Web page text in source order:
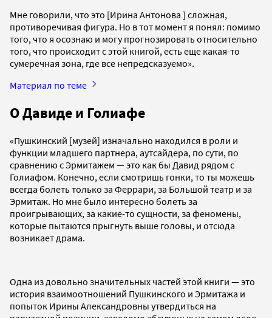
Мне говорили, что это [Ирина Антонова ] сложная,
противоречивая фигура. Но в тот момент я понял: помимо
того, что я осознаю и могу прогнозировать относительно
того, что происходит с этой книгой, есть еще какая-то
сумеречная зона, где все непредсказуемо».
Материал по теме
О Давиде и Голиафе
«Пушкинский [музей] изначально находился в роли и
функции младшего партнера, аутсайдера, по сути, по
сравнению с Эрмитажем — это как бы Давид рядом с
Голиафом. Конечно, если смотришь гонки, то ты можешь
всегда болеть только за Феррари, за Большой театр и за
Эрмитаж. Но мне было интересно болеть за
проигрывающих, за какие-то сущности, за феномены,
которые пытаются прыгнуть выше головы, и отсюда
возникает драма.
Одна из довольно значительных частей этой книги — это
история взаимоотношений Пушкинского и Эрмитажа и
попыток Ирины Александровны утвердиться на